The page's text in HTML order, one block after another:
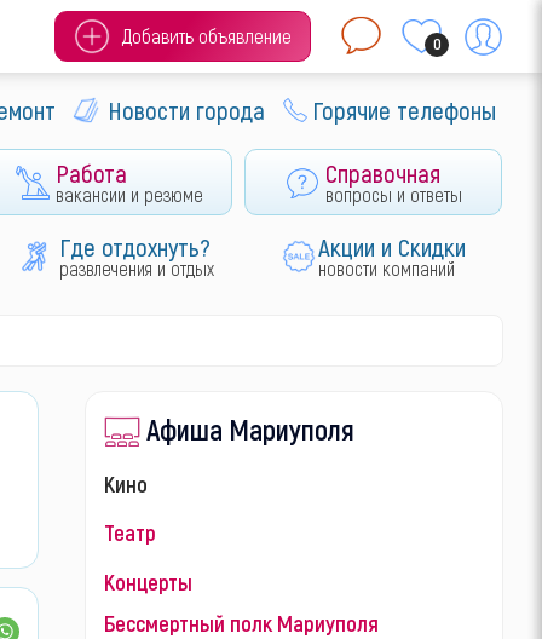
Добавить объявление 0
Новости города Горячие телефоны
Работа
вакансии и резюме
Справочная
вопросы и ответы
Где отдохнуть?
развлечения и отдых
Акции и Скидки
новости компаний
Афиша Мариуполя
Кино
Театр
Концерты
Бессмертный полк Мариуполя